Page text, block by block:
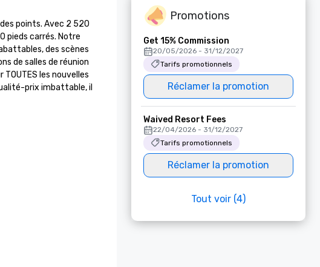
points. Avec 2 520
pieds carrés. Notre
des scènes
de salles de réunion
les nouvelles
prix imbattable, il
Promotions
Get 15% Commission
20/05/2026 - 31/12/2027
Tarifs promotionnels
Réclamer la promotion
Waived Resort Fees
22/04/2026 - 31/12/2027
Tarifs promotionnels
Réclamer la promotion
Tout voir (4)